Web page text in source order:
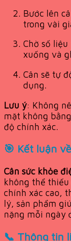
Bước lên
trong vài
Chờ số
xuống và
Cân sẽ tự
dụng.
Lưu ý: Không
mặt không
độ chính xác.
🎯 Kết luận về
Cân sức khỏe
không thể
chính xác cao,
lý, sản phẩm
nặng mỗi ngày
📞 Thông tin